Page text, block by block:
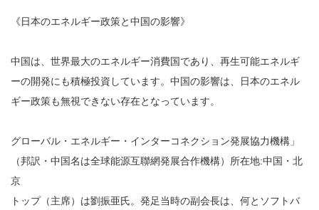
《日本のエネルギー政策と中国の影響》
中国は、世界最大のエネルギー消費国であり、再生可能エネルギ
ーの開発にも積極投資しています。中国の影響は、日本のエネル
ギー政策も無視できない存在となっています。
グローバル・エネルギー・インターコネクション発展協力機構」
（邦訳・中国名は全球能源互聯網発展合作機構）所在地:中国・北
京
トップ（主席）は劉振亜氏。発足当時の副会長は、何とソフトバ